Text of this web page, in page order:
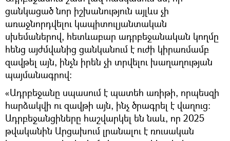
ցանկացած նոր իշխանություն այլևս չի
առաջնորդվելու կապիտուլյանտական
սխեմաներով, հետևաբար ադրբեջանական կողմը
հենց այժմվանից ցանկանում է ուժի կիրառմամբ
զավթել այն, ինչն իրեն չի տրվելու խաղաղության
պայմանագրով։
«Ադրբեջանը սպասում է պատեհ առիթի, որպեսզի
հարձակվի ու զավթի այն, ինչ ծրագրել է վաղուց։
Ադրբեջանցիները հաշվարկել են նաև, որ 2025
թվականին Արցախում լրանալու է ռուսական